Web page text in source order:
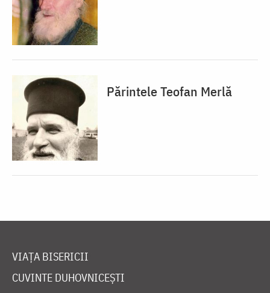
Părintele Teofan Merlă
VIAȚA BISERICII
CUVINTE DUHOVNICEȘTI